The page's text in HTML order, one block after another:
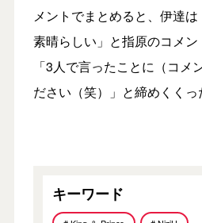
メントでまとめると、伊達
素晴らしい」と指原のコメ
「3人で言ったことに（コメ
ださい（笑）」と締めくくっ
キーワード